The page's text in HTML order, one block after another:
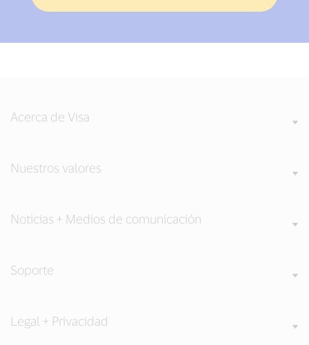
Acerca de Visa
Nuestros valores
Noticias + Medios de comunicación
Soporte
Legal + Privacidad